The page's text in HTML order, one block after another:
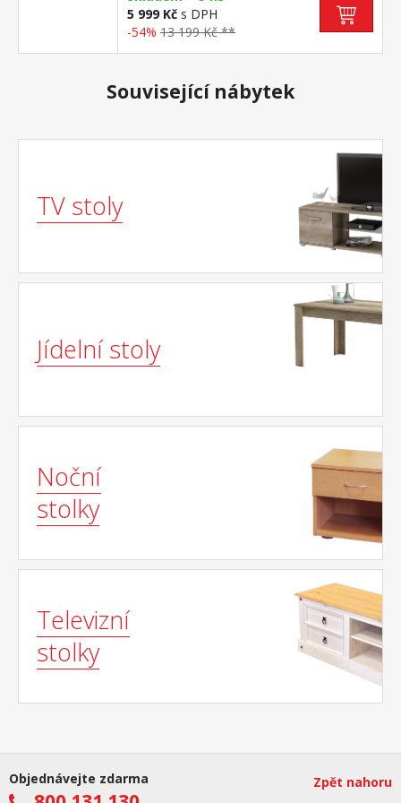
5 999 Kč s DPH
-54% 13 199 Kč **
Související nábytek
TV stoly
Jídelní stoly
Noční
stolky
Televizní
stolky
Objednávejte zdarma Zpět nahoru